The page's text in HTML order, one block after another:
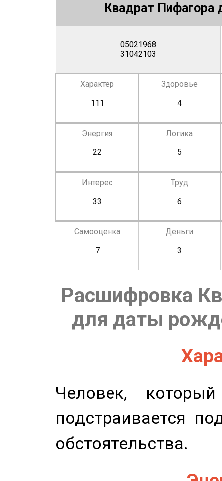
Квадрат Пифагора
05021968
31042103
Характер
111
Здоровье
4
Энергия
22
Логика
5
Интерес
33
Труд
6
Самооценка
7
Деньги
3
Расшифровка
для даты
Человек,
подстраивается
обстоятельства.